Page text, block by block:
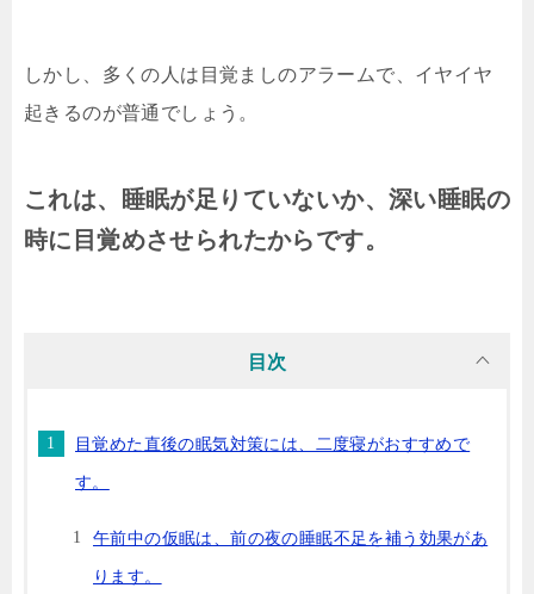
しかし、多くの人は目覚ましのアラームで、イヤイヤ
起きるのが普通でしょう。
これは、睡眠が足りていないか、深い睡眠の
時に目覚めさせられたからです。
目次
目覚めた直後の眠気対策には、二度寝がおすすめで
す。
午前中の仮眠は、前の夜の睡眠不足を補う効果があ
ります。